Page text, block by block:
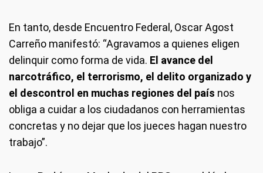
En tanto, desde Encuentro Federal, Oscar Agost
Carreño manifestó: “Agravamos a quienes eligen
delinquir como forma de vida. El avance del
narcotráfico, el terrorismo, el delito organizado y
el descontrol en muchas regiones del país nos
obliga a cuidar a los ciudadanos con herramientas
concretas y no dejar que los jueces hagan nuestro
trabajo”.